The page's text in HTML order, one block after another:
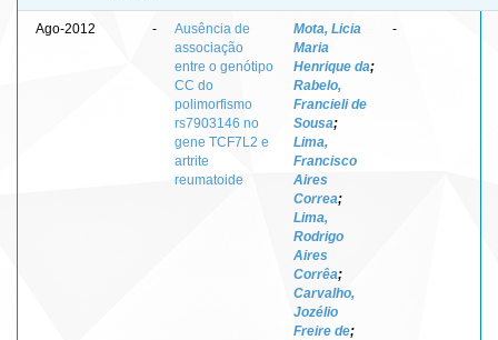
Ago-2012 -
Ausência de
associação
entre o genótipo
CC do
polimorfismo
rs7903146 no
gene TCF7L2 e
artrite
reumatoide
Mota, Licia
Maria
Henrique da;
Rabelo,
Francieli de
Sousa;
Lima,
Francisco
Aires
Correa;
Lima,
Rodrigo
Aires
Corrêa;
Carvalho,
Jozélio
Freire de;
-